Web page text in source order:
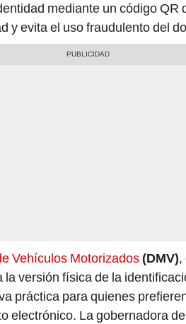
mediante un código QR
y evita el uso fraudulento del
Vehículos Motorizados (DMV),
versión física de la
práctica para quienes
electrónico. La gobernadora de